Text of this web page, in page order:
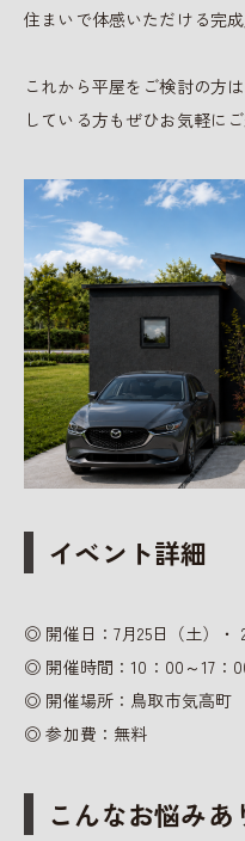
住まいで体感いただける完成
これから平屋をご検討の方
している方もぜひお気軽にご
イベント詳細
◎ 開催日：7月25日（土）・
◎ 開催時間：10：00～17：
◎ 開催場所：鳥取市気高町
◎ 参加費：無料
こんなお悩みあ